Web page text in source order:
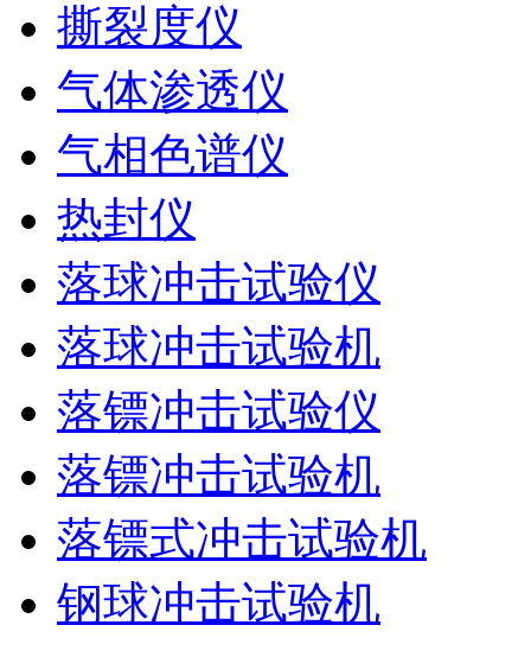
撕裂度仪
气体渗透仪
气相色谱仪
热封仪
落球冲击试验仪
落球冲击试验机
落镖冲击试验仪
落镖冲击试验机
落镖式冲击试验机
钢球冲击试验机